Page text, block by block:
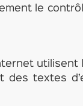
le
utilisent
des textes